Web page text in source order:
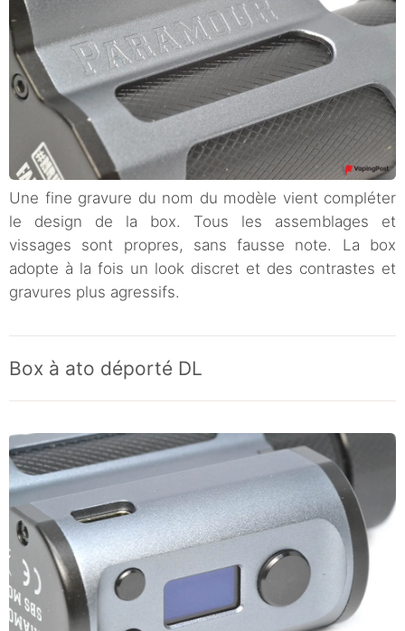
Une fine gravure du nom du modèle vient compléter
le design de la box. Tous les assemblages et
vissages sont propres, sans fausse note. La box
adopte à la fois un look discret et des contrastes et
gravures plus agressifs.
Box à ato déporté DL